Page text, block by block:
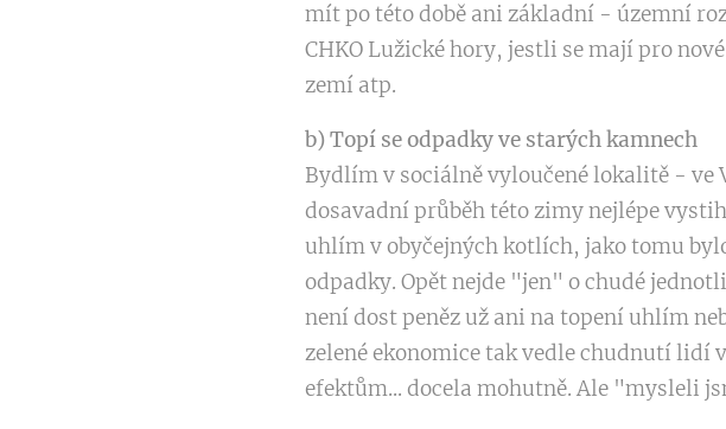
mít po této době ani základní - územní
CHKO Lužické hory, jestli se mají pro
zemí atp.
b) Topí se odpadky ve starých kamnech
Bydlím v sociálně vyloučené lokalitě - ve
dosavadní průběh této zimy nejlépe
uhlím v obyčejných kotlích, jako tomu
odpadky. Opět nejde "jen" o chudé
není dost peněz už ani na topení uhlím
zelené ekonomice tak vedle chudnutí lidí
efektům... docela mohutně. Ale "mysleli